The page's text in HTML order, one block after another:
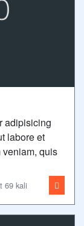
adipisicing
labore et
quis
69 kali